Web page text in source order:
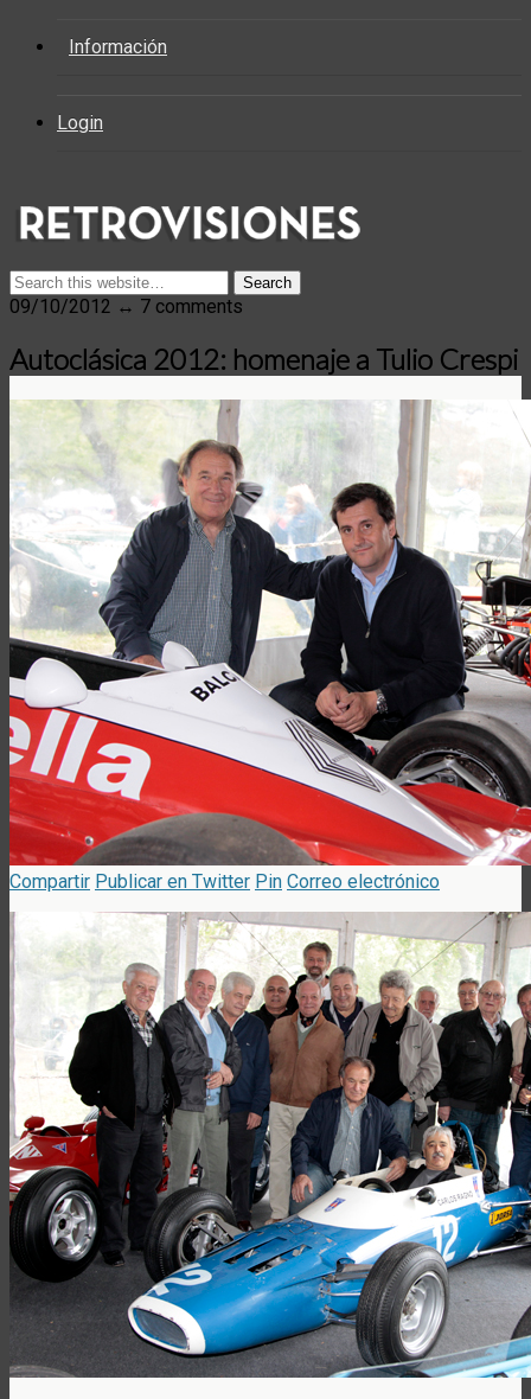
Información
Login
09/10/2012 ↔ 7 comments
Autoclásica 2012: homenaje a Tulio Crespi
Compartir Publicar en Twitter Pin Correo electrónico